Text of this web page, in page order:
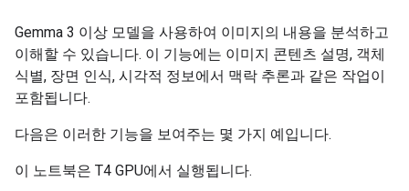
Gemma 3 이상 모델을 사용하여 이미지의 내용을 분석하고
이해할 수 있습니다. 이 기능에는 이미지 콘텐츠 설명, 객체
식별, 장면 인식, 시각적 정보에서 맥락 추론과 같은 작업이
포함됩니다.
다음은 이러한 기능을 보여주는 몇 가지 예입니다.
이 노트북은 T4 GPU에서 실행됩니다.